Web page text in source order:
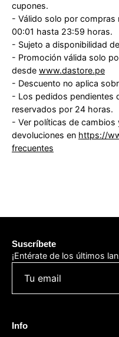
cupones.
- Válido solo por compras
00:01 hasta 23:59 horas.
- Sujeto a disponibilidad
- Promoción válida solo
desde www.dastore.pe
- Descuento no aplica
- Los pedidos pendientes
reservados por 24 horas.
- Ver políticas de cambios
devoluciones en https://
frecuentes
Suscríbete
¡Entérate de los últimos
Info